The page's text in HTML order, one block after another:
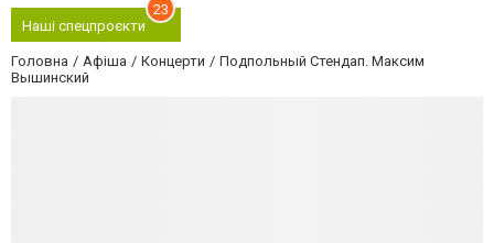
Наші спецпроєкти
23
Головна Афіша Концерти
Подпольный Стендап. Максим
Вышинский